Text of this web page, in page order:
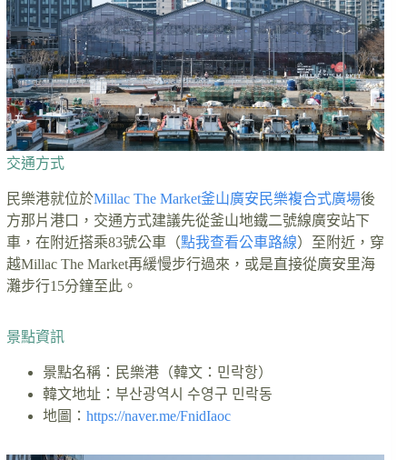
交通方式
民樂港就位於Millac The Market釜山廣安民樂複合式廣場後
方那片港口，交通方式建議先從釜山地鐵二號線廣安站下
車，在附近搭乘83號公車（點我查看公車路線）至附近，穿
越Millac The Market再緩慢步行過來，或是直接從廣安里海
灘步行15分鐘至此。
景點資訊
景點名稱：民樂港（韓文：민락항）
韓文地址：부산광역시 수영구 민락동
地圖： https://naver.me/FnidIaoc